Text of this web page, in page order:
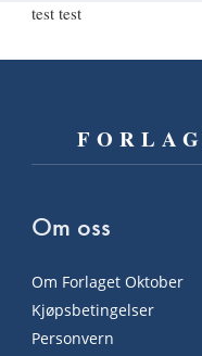
test test
Om oss
Om Forlaget Oktober
Kjøpsbetingelser
Personvern